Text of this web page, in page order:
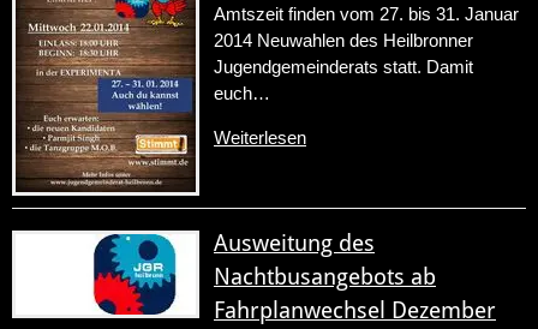
Amtszeit finden vom 27. bis 31. Januar
2014 Neuwahlen des Heilbronner
Jugendgemeinderats statt. Damit
euch…
Weiterlesen
Ausweitung des
Nachtbusangebots ab
Fahrplanwechsel Dezember